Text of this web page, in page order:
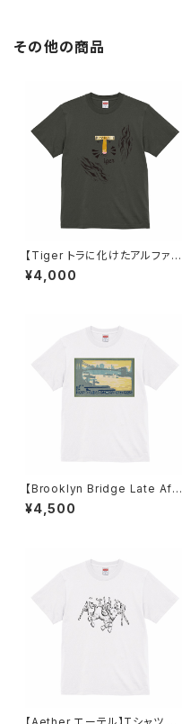
その他の商品
【Tiger トラに化けたアルファベ
ット】Tシャツ ヘイジーブラック
ユニセックス
¥4,000
【Brooklyn Bridge Late Afte
rnoon(1916)】Tシャツ ホワイト
ユニセックス
¥4,500